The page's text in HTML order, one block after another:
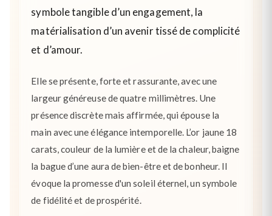
symbole tangible d’un engagement, la
matérialisation d’un avenir tissé de complicité
et d’amour.
Elle se présente, forte et rassurante, avec une
largeur généreuse de quatre millimètres. Une
présence discrète mais affirmée, qui épouse la
main avec une élégance intemporelle. L’or jaune 18
carats, couleur de la lumière et de la chaleur, baigne
la bague d’une aura de bien-être et de bonheur. Il
évoque la promesse d'un soleil éternel, un symbole
de fidélité et de prospérité.